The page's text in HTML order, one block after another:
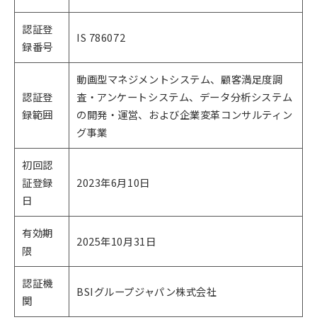
認証登
録番号
IS 786072
認証登
録範囲
動画型マネジメントシステム、顧客満足度調
査・アンケートシステム、データ分析システム
の開発・運営、および企業変革コンサルティン
グ事業
初回認
証登録
日
2023年6月10日
有効期
限
2025年10月31日
認証機
関
BSIグループジャパン株式会社